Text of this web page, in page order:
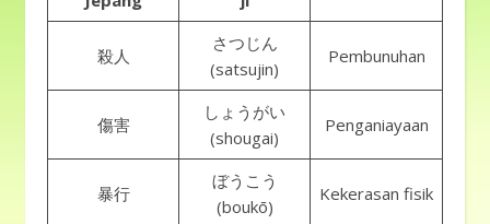
殺人
さつじん
(satsujin)
Pembunuhan
傷害
しょうがい
(shougai)
Penganiayaan
暴行
ぼうこう
(boukō)
Kekerasan fisik